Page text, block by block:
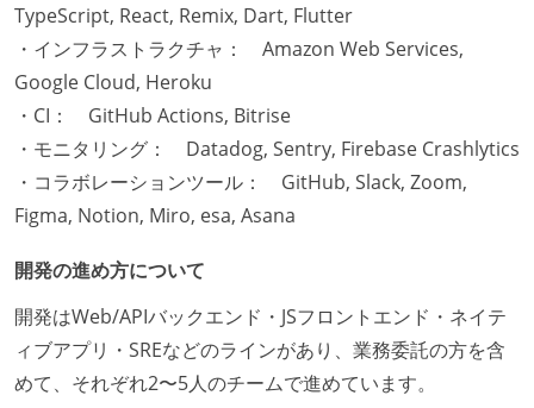
TypeScript, React, Remix, Dart, Flutter
・インフラストラクチャ： Amazon Web Services,
Google Cloud, Heroku
・CI： GitHub Actions, Bitrise
・モニタリング： Datadog, Sentry, Firebase Crashlytics
・コラボレーションツール： GitHub, Slack, Zoom,
Figma, Notion, Miro, esa, Asana
開発の進め方について
開発はWeb/APIバックエンド・JSフロントエンド・ネイテ
ィブアプリ・SREなどのラインがあり、業務委託の方を含
めて、それぞれ2〜5人のチームで進めています。